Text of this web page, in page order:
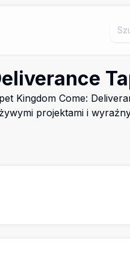
Kingdom Come:
projektami i